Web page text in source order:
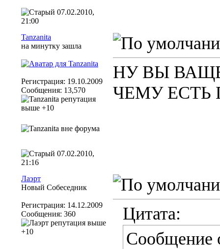
07.02.2010,
21:00
Tanzanita
на минутку зашла
Регистрация: 19.10.2009
Сообщения: 13,570
НУ ВЫ
ЧЕМУ ЕСТЬ
07.02.2010,
21:16
Лаэрт
Новый Собеседник
Регистрация: 14.12.2009
Сообщения: 360
Цитата:
Сообщение